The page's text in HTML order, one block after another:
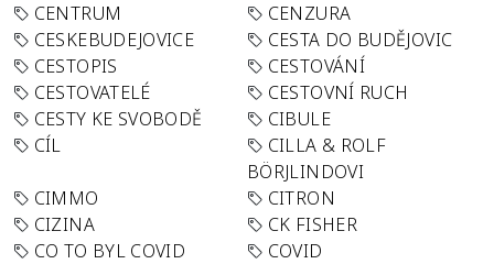
CENTRUM
CENZURA
CESKEBUDEJOVICE
CESTA DO BUDĚJOVIC
CESTOPIS
CESTOVÁNÍ
CESTOVATELÉ
CESTOVNÍ RUCH
CESTY KE SVOBODĚ
CIBULE
CÍL
CILLA & ROLF
BÖRJLINDOVI
CIMMO
CITRON
CIZINA
CK FISHER
CO TO BYL COVID
COVID